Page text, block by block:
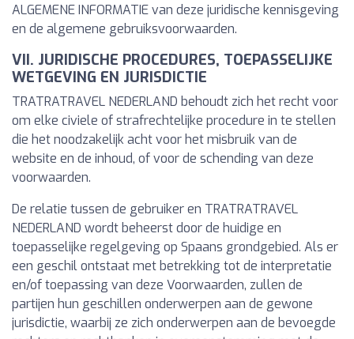
ALGEMENE INFORMATIE van deze juridische kennisgeving
en de algemene gebruiksvoorwaarden.
VII. JURIDISCHE PROCEDURES, TOEPASSELIJKE
WETGEVING EN JURISDICTIE
TRATRATRAVEL NEDERLAND behoudt zich het recht voor
om elke civiele of strafrechtelijke procedure in te stellen
die het noodzakelijk acht voor het misbruik van de
website en de inhoud, of voor de schending van deze
voorwaarden.
De relatie tussen de gebruiker en TRATRATRAVEL
NEDERLAND wordt beheerst door de huidige en
toepasselijke regelgeving op Spaans grondgebied. Als er
een geschil ontstaat met betrekking tot de interpretatie
en/of toepassing van deze Voorwaarden, zullen de
partijen hun geschillen onderwerpen aan de gewone
jurisdictie, waarbij ze zich onderwerpen aan de bevoegde